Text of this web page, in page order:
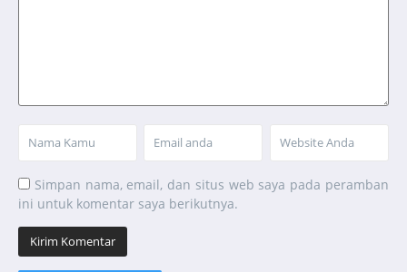
Simpan nama, email, dan situs web saya pada peramban
ini untuk komentar saya berikutnya.